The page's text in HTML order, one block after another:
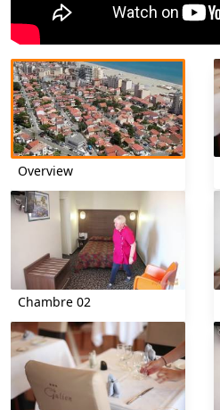
Overview
Chambre 02